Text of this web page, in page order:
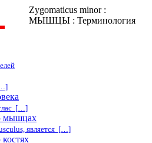
Zygomaticus minor :
МЫШЦЫ : Терминология
[…]
мышцах
является […]